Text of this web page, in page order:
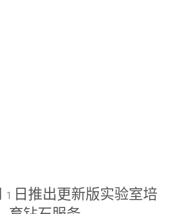
1 日推出更新版实验室培